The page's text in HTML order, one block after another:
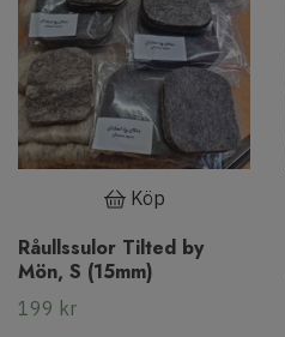
Köp
Råullssulor Tilted by
Mön, S (15mm)
199 kr